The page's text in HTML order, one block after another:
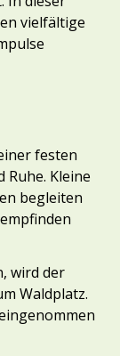
vielfältige
festen
Kleine
begleiten
wird der
Waldplatz.